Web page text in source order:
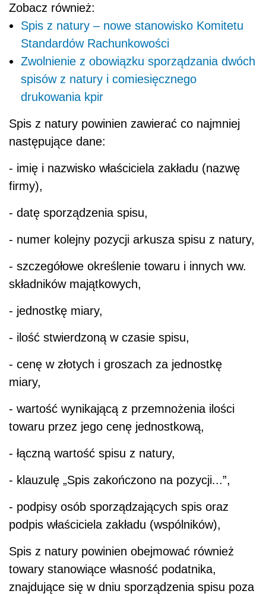
Zobacz również:
Spis z natury – nowe stanowisko Komitetu
Standardów Rachunkowości
Zwolnienie z obowiązku sporządzania dwóch
spisów z natury i comiesięcznego
drukowania kpir
Spis z natury powinien zawierać co najmniej
następujące dane:
- imię i nazwisko właściciela zakładu (nazwę
firmy),
- datę sporządzenia spisu,
- numer kolejny pozycji arkusza spisu z natury,
- szczegółowe określenie towaru i innych ww.
składników majątkowych,
- jednostkę miary,
- ilość stwierdzoną w czasie spisu,
- cenę w złotych i groszach za jednostkę
miary,
- wartość wynikającą z przemnożenia ilości
towaru przez jego cenę jednostkową,
- łączną wartość spisu z natury,
- klauzulę „Spis zakończono na pozycji...”,
- podpisy osób sporządzających spis oraz
podpis właściciela zakładu (wspólników),
Spis z natury powinien obejmować również
towary stanowiące własność podatnika,
znajdujące się w dniu sporządzenia spisu poza